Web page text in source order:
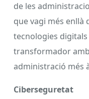
de les
que vagi més enllà
tecnologies
transformador
administració més
Ciberseguretat